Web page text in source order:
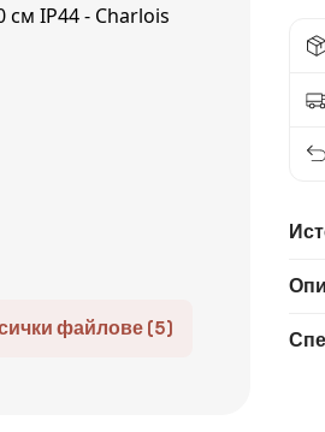
файлове (5)